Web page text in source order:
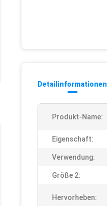
Detailinformationen
Produkt-Name:
Eigenschaft:
Verwendung:
Größe 2:
Hervorheben: